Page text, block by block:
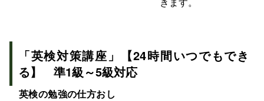
「英検対策講座」【24時間いつでもでき
る】 準1級～5級対応
英検の勉強の仕方おし